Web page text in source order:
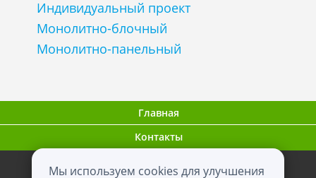
Мы используем cookies для улучшения
Индивидуальный проект
Монолитно-блочный
Монолитно-панельный
Главная
Контакты